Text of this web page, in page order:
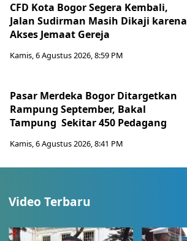
CFD Kota Bogor Segera Kembali,
Jalan Sudirman Masih Dikaji karena
Akses Jemaat Gereja
Kamis, 6 Agustus 2026, 8:59 PM
Pasar Merdeka Bogor Ditargetkan
Rampung September, Bakal
Tampung Sekitar 450 Pedagang
Kamis, 6 Agustus 2026, 8:41 PM
Video Terbaru